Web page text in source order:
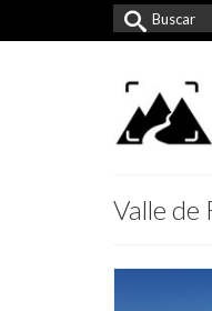
Buscar
por:
Valle de